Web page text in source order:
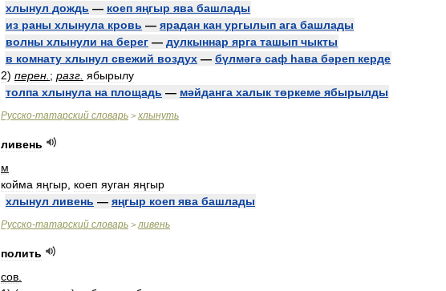
хлынул дождь — коеп яңгыр ява башлады
из раны хлынула кровь — ярадан кан ургылып ага башлады
волны хлынули на берег — дулкыннар ярга ташып чыкты
в комнату хлынул свежий воздух — бүлмәгә саф һава бәреп керде
2) перен ; разг ябырылу
толпа хлынула на площадь — мәйданга халык төркеме ябырылды
Русско-татарский словарь > хлынуть
ливень
м
койма яңгыр коеп яуган яңгыр
хлынул ливень — яңгыр коеп ява башлады
Русско-татарский словарь > ливень
полить
сов